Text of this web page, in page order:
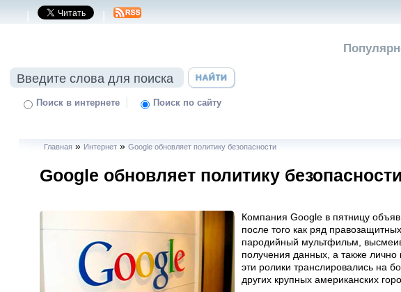
| |
Поиск в интернете | Поиск по сайту
Главная » Интернет» Google обновляет политику безопасности
Google обновляет политику безопасности
Компания Google в пятницу
после того как ряд
пародийный мультфильм,
получения данных, а также
эти ролики транслировались на
других крупных американских